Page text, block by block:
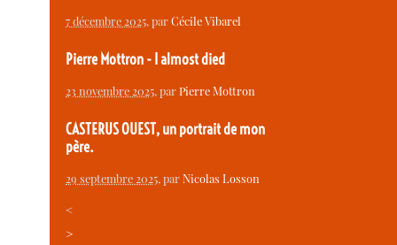
7 décembre 2025, parCécile Vibarel
Pierre Mottron - I almost died
23 novembre 2025, parPierre Mottron
CASTERUS OUEST, un portrait de mon
père.
29 septembre 2025, parNicolas Losson
<
>